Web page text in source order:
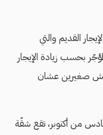
القديم والتي
بحسب زيادة الإيجار
مش صغيرين عشان
من أكتوبر، تقع شقّة